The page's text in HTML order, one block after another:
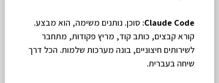
Claude Code: סוכן. נותנים משימה, הוא מבצע.
קורא קבצים, כותב קוד, מריץ פקודות, מתחבר
לשירותים חיצוניים, בונה מערכות שלמות. הכל דרך
שיחה בעברית.